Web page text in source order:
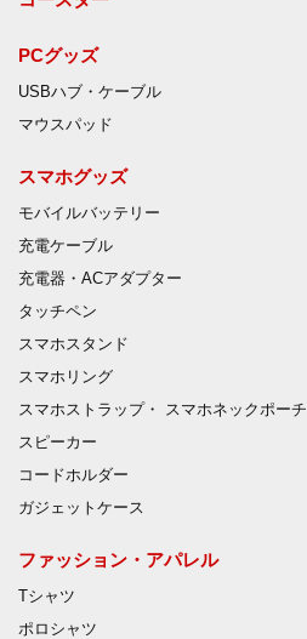
PCグッズ
USBハブ・ケーブル
マウスパッド
スマホグッズ
モバイルバッテリー
充電ケーブル
充電器・ACアダプター
タッチペン
スマホスタンド
スマホリング
スマホストラップ・ スマホネックポーチ
スピーカー
コードホルダー
ガジェットケース
ファッション・アパレル
Tシャツ
ポロシャツ